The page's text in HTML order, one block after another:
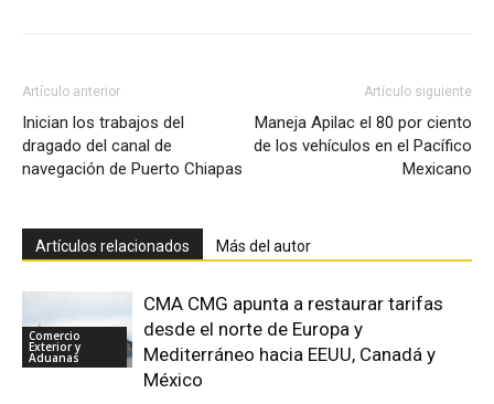
Artículo anterior
Inician los trabajos del
dragado del canal de
navegación de Puerto Chiapas
Artículo siguiente
Maneja Apilac el 80 por ciento
de los vehículos en el Pacífico
Mexicano
Artículos relacionados Más del autor
Comercio
Exterior y
Aduanas
CMA CMG apunta a restaurar tarifas
desde el norte de Europa y
Mediterráneo hacia EEUU, Canadá y
México